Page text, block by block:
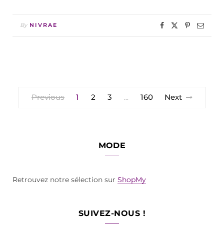
By NIVRAE
Previous 1 2 3 … 160 Next
MODE
Retrouvez notre sélection sur ShopMy
SUIVEZ-NOUS !